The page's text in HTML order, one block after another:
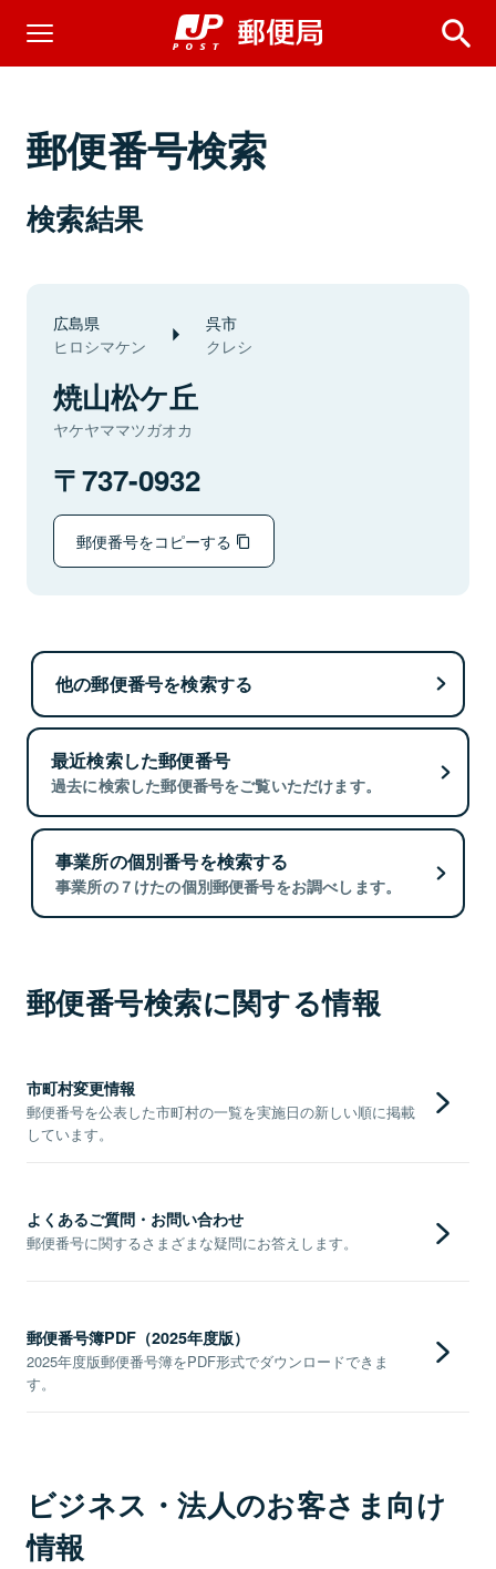
郵便番号検索
検索結果
広島県
ヒロシマケン
呉市
クレシ
焼山松ケ丘
ヤケヤママツガオカ
737-0932
郵便番号をコピーする
他の郵便番号を検索する
最近検索した郵便番号
過去に検索した郵便番号をご覧いただけます。
事業所の個別番号を検索する
事業所の７けたの個別郵便番号をお調べします。
郵便番号検索に関する情報
市町村変更情報
郵便番号を公表した市町村の一覧を実施日の新しい順に掲載
しています。
よくあるご質問・お問い合わせ
郵便番号に関するさまざまな疑問にお答えします。
郵便番号簿PDF（2025年度版）
2025年度版郵便番号簿をPDF形式でダウンロードできま
す。
ビジネス・法人のお客さま向け
情報